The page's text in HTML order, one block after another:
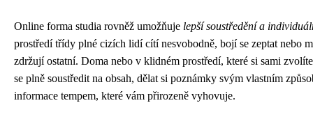
Online forma studia rovněž umožňuje lepší soustředění a
prostředí třídy plné cizích lidí cítí nesvobodně, bojí se zeptat nebo
zdržují ostatní. Doma nebo v klidném prostředí, které si sami
se plně soustředit na obsah, dělat si poznámky svým vlastním
informace tempem, které vám přirozeně vyhovuje.